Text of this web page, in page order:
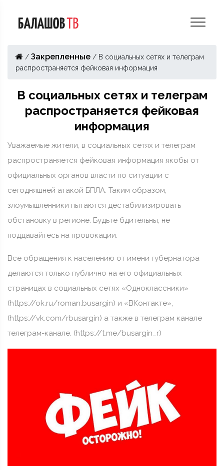
/ Закрепленные / В социальных сетях и телеграм
распространяется фейковая информация
В социальных сетях и телеграм
распространяется фейковая
информация
Уважаемые жители, в социальных сетях и телеграм
распространяется фейковая информация якобы от
официальных органов власти по ситуации с
сегодняшней атакой БПЛА. Таким образом,
злоумышленники пытаются дестабилизировать
обстановку в регионе. Будьте бдительны, не
поддавайтесь на провокации.
Все обращения к населению от имени губернатора
делаются только публично на его официальных
страницах в социальных сетях «Одноклассники»
(https://ok.ru/roman.busargin) и «ВКонтакте»,
(https://vk.com/rbusargin) а также в телеграм канале
телеграм-канале. (https://t.me/busargin_r)